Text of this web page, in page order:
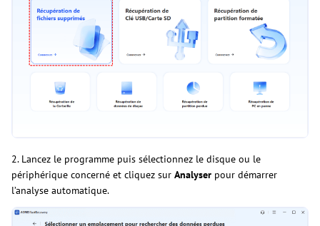
2. Lancez le programme puis sélectionnez le disque ou le
périphérique concerné et cliquez sur Analyser pour démarrer
l’analyse automatique.